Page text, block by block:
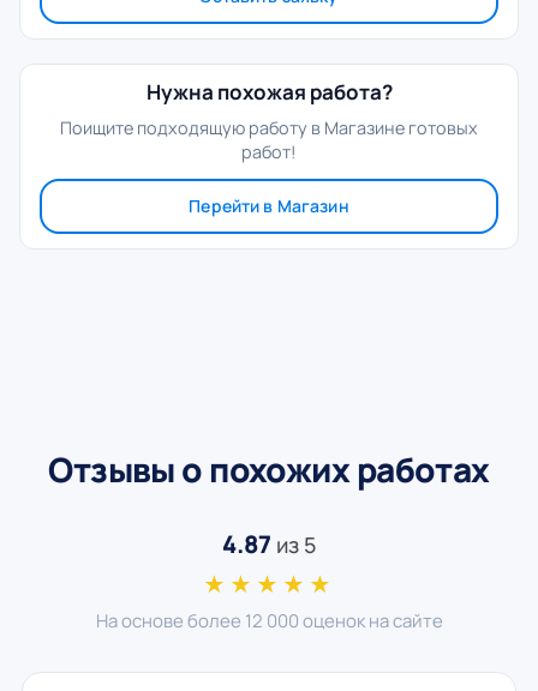
Нужна похожая работа?
Поищите подходящую работу в Магазине готовых
работ!
Перейти в Магазин
Отзывы о похожих работах
4.87 из 5
★★★★★
На основе более 12 000 оценок на сайте